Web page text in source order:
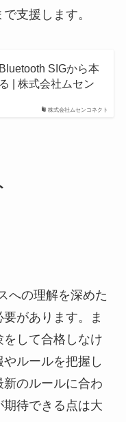
支援します。
株式会社ムセンコネクト
SIGから本
| 株式会社ムセン
への理解を深めた
要があります。ま
して合格しなけ
ルールを把握し
のルールに合わ
待できる点は大